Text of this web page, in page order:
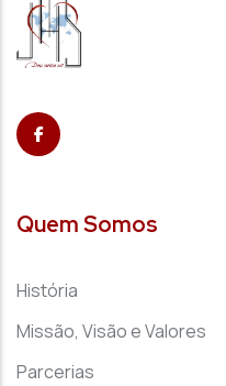
Quem Somos
História
Missão, Visão e Valores
Parcerias